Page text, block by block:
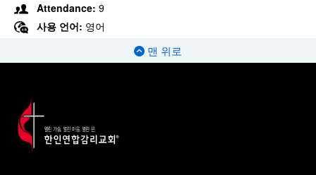
Attendance: 9
사용 언어: 영어
맨 위로